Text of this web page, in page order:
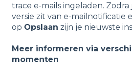
trace e-mails ingeladen.
versie zit van e-mailnotificatie
op Opslaan zijn je nieuwste
Meer informeren via
momenten